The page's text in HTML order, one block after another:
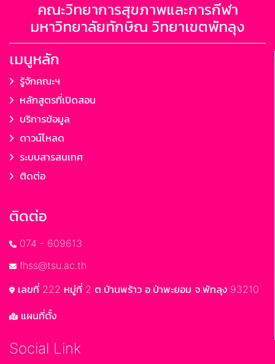
คณะวิทยาการสุขภาพและการกีฬา
มหาวิทยาลัยทักษิณ วิทยาเขตพัทลุง
เมนูหลัก
รู้จักคณะฯ
หลักสูตรที่เปิดสอน
บริการข้อมูล
ดาวน์โหลด
ระบบสารสนเทศ
ติดต่อ
ติดต่อ
074 - 609613
fhss@tsu.ac.th
เลขที่ 222 หมู่ที่ 2 ต.บ้านพร้าว อ.ป่าพะยอม จ.พัทลุง 93210
แผนที่ตั้ง
Social Link